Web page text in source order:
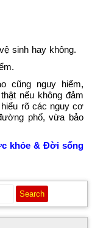
sinh hay không.
cũng nguy hiểm,
nếu không đảm
rõ các nguy cơ
phố, vừa bảo
khỏe & Đời sống